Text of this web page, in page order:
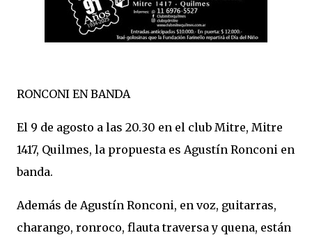
RONCONI EN BANDA
El 9 de agosto a las 20.30 en el club Mitre, Mitre
1417, Quilmes, la propuesta es Agustín Ronconi en
banda.
Además de Agustín Ronconi, en voz, guitarras,
charango, ronroco, flauta traversa y quena, están